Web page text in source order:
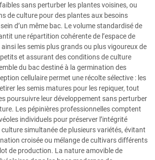
sans perturber les plantes voisines, ou
de culture pour des plantes aux besoins
d’un même bac. Le volume standardisé de
une répartition cohérente de l’espace de
les semis plus grands ou plus vigoureux de
et assurant des conditions de culture
du bac destiné à la germination des
cellulaire permet une récolte sélective : les
les semis matures pour les repiquer, tout
poursuivre leur développement sans perturber
Les pépinières professionnelles comptent
individuels pour préserver l’intégrité
simultanée de plusieurs variétés, évitant
croisée ou mélange de cultivars différents
de production. La nature amovible de